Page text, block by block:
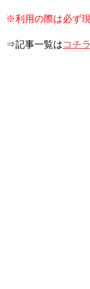
※利用の際は必ず
⇒記事一覧はコチラ